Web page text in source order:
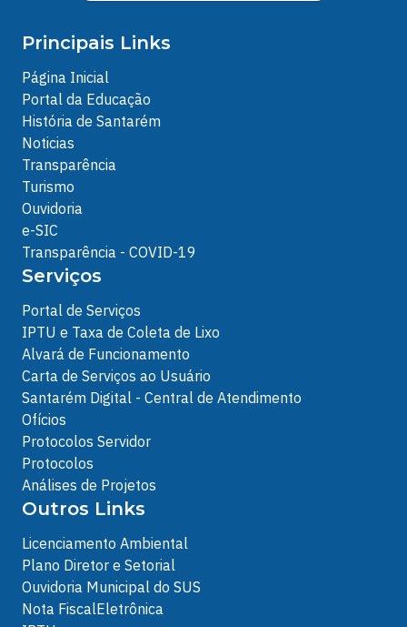
Principais Links
Página Inicial
Portal da Educação
História de Santarém
Noticias
Transparência
Turismo
Ouvidoria
e-SIC
Transparência - COVID-19
Serviços
Portal de Serviços
IPTU e Taxa de Coleta de Lixo
Alvará de Funcionamento
Carta de Serviços ao Usuário
Santarém Digital - Central de Atendimento
Ofícios
Protocolos Servidor
Protocolos
Análises de Projetos
Outros Links
Licenciamento Ambiental
Plano Diretor e Setorial
Ouvidoria Municipal do SUS
Nota FiscalEletrônica